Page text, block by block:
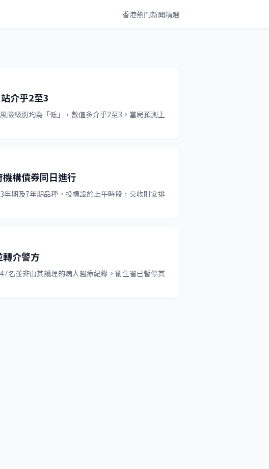
香港熱門新聞精選
介乎2至3
險級別均為「低」，數值多介乎2至3。當局預測上
構債券同日進行
期及7年期品種。投標設於上午時段，交收則安排
介警方
名並非由其護理的病人醫療紀錄。衞生署已暫停其